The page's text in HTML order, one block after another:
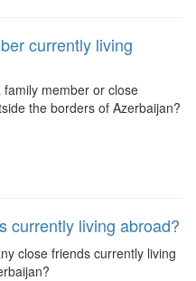
currently living
family member or close
the borders of Azerbaijan?
currently living abroad?
close friends currently living